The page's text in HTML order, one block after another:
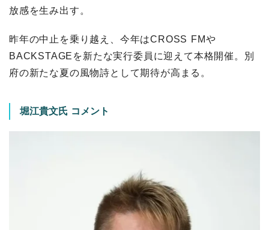
放感を生み出す。
昨年の中止を乗り越え、今年はCROSS FMや
BACKSTAGEを新たな実行委員に迎えて本格開催。別
府の新たな夏の風物詩として期待が高まる。
堀江貴文氏 コメント